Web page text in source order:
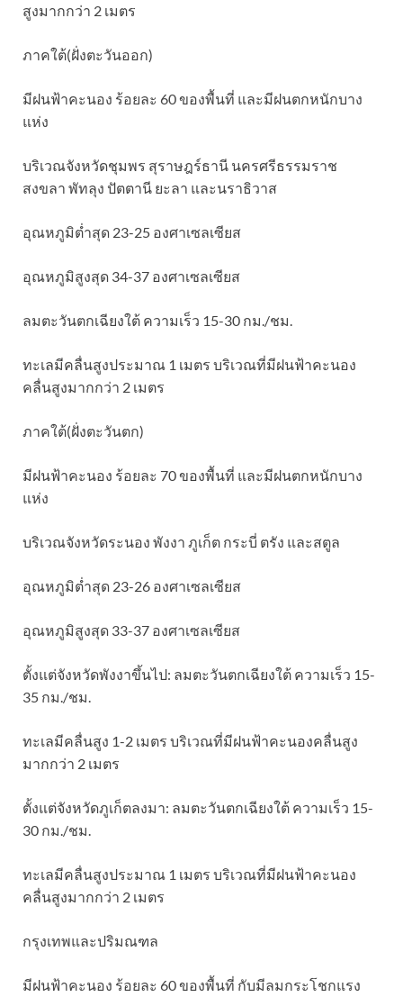
สูงมากกว่า 2 เมตร
ภาคใต้(ฝั่งตะวันออก)
มีฝนฟ้าคะนอง ร้อยละ 60 ของพื้นที่ และมีฝนตกหนักบาง
แห่ง
บริเวณจังหวัดชุมพร สุราษฎร์ธานี นครศรีธรรมราช
สงขลา พัทลุง ปัตตานี ยะลา และนราธิวาส
อุณหภูมิต่ำสุด 23-25 องศาเซลเซียส
อุณหภูมิสูงสุด 34-37 องศาเซลเซียส
ลมตะวันตกเฉียงใต้ ความเร็ว 15-30 กม./ชม.
ทะเลมีคลื่นสูงประมาณ 1 เมตร บริเวณที่มีฝนฟ้าคะนอง
คลื่นสูงมากกว่า 2 เมตร
ภาคใต้(ฝั่งตะวันตก)
มีฝนฟ้าคะนอง ร้อยละ 70 ของพื้นที่ และมีฝนตกหนักบาง
แห่ง
บริเวณจังหวัดระนอง พังงา ภูเก็ต กระบี่ ตรัง และสตูล
อุณหภูมิต่ำสุด 23-26 องศาเซลเซียส
อุณหภูมิสูงสุด 33-37 องศาเซลเซียส
ตั้งแต่จังหวัดพังงาขึ้นไป: ลมตะวันตกเฉียงใต้ ความเร็ว 15-
35 กม./ชม.
ทะเลมีคลื่นสูง 1-2 เมตร บริเวณที่มีฝนฟ้าคะนองคลื่นสูง
มากกว่า 2 เมตร
ตั้งแต่จังหวัดภูเก็ตลงมา: ลมตะวันตกเฉียงใต้ ความเร็ว 15-
30 กม./ชม.
ทะเลมีคลื่นสูงประมาณ 1 เมตร บริเวณที่มีฝนฟ้าคะนอง
คลื่นสูงมากกว่า 2 เมตร
กรุงเทพและปริมณฑล
มีฝนฟ้าคะนอง ร้อยละ 60 ของพื้นที่ กับมีลมกระโชกแรง